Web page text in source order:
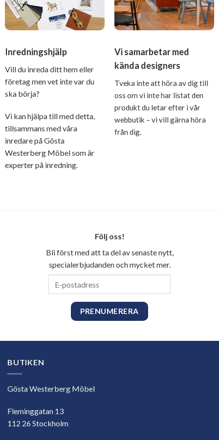
Inredningshjälp
Vill du inreda ditt hem eller
företag men vet inte var du
ska börja?
Vi kan hjälpa till med detta,
tillsammans med våra
inredare på Gösta
Westerberg Möbel som är
experter på inredning.
Vi samarbetar med
kända designers
Tveka inte att höra av dig till
oss om vi inte har listat den
produkt du letar efter i vår
webbutik – vi vill gärna höra
från dig.
Följ oss!
Bli först med att ta del av senaste nytt,
specialerbjudanden och mycket mer.
BUTIKEN
Gösta Westerberg Möbel
Fleminggatan 13
112 26 Stockholm